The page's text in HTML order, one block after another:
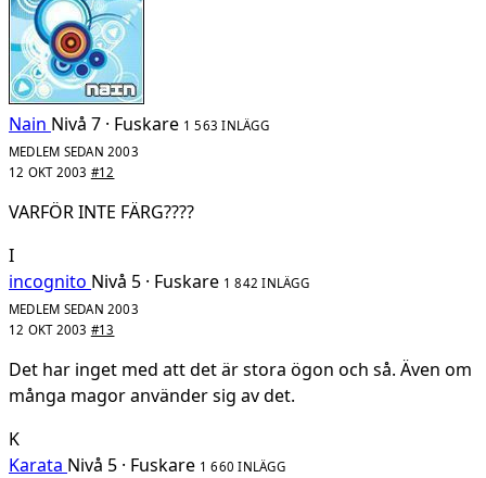
Nain Nivå 7 · Fuskare 1 563 INLÄGG
MEDLEM SEDAN 2003
12 OKT 2003 #12
VARFÖR INTE FÄRG????
I
incognito Nivå 5 · Fuskare 1 842 INLÄGG
MEDLEM SEDAN 2003
12 OKT 2003 #13
Det har inget med att det är stora ögon och så. Även om
många magor använder sig av det.
K
Karata Nivå 5 · Fuskare 1 660 INLÄGG